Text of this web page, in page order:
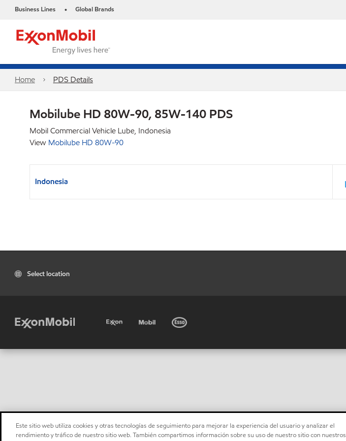
Business Lines • Global Brands
Home PDS Details
Mobilube HD 80W-90, 85W-140 PDS
Mobil Commercial Vehicle Lube, Indonesia
View Mobilube HD 80W-90
Indonesia
Select location
Este sitio web utiliza cookies y otras tecnologías de seguimiento para mejorar la experiencia del usuario y analizar el
rendimiento y tráfico de nuestro sitio web. También compartimos información sobre su uso de nuestro sitio con nuestros